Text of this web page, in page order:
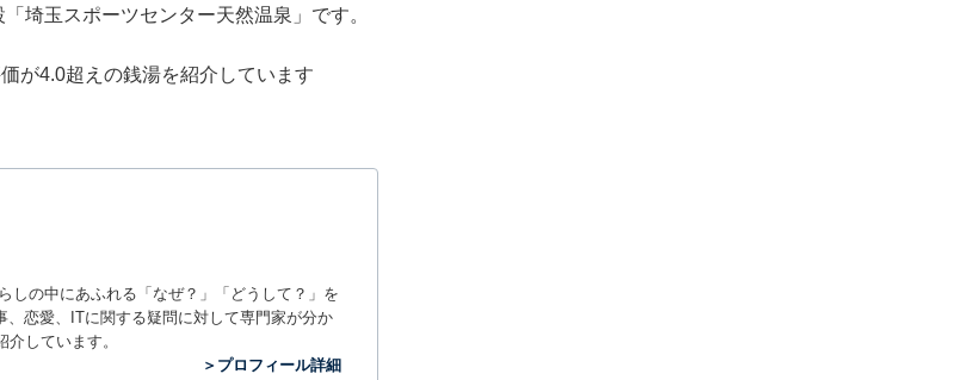
埼玉スポーツセンター天然温泉」です。
が4.0超えの銭湯を紹介しています
しの中にあふれる「なぜ？」「どうして？」を
恋愛、ITに関する疑問に対して専門家が分か
しています。
＞プロフィール詳細